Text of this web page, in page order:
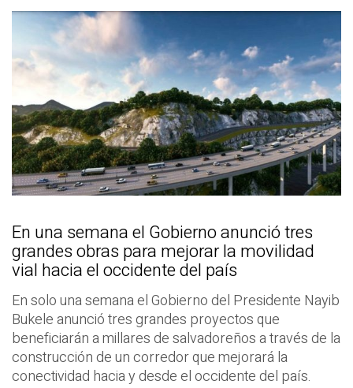
En una semana el Gobierno anunció tres
grandes obras para mejorar la movilidad
vial hacia el occidente del país
En solo una semana el Gobierno del Presidente Nayib
Bukele anunció tres grandes proyectos que
beneficiarán a millares de salvadoreños a través de la
construcción de un corredor que mejorará la
conectividad hacia y desde el occidente del país.